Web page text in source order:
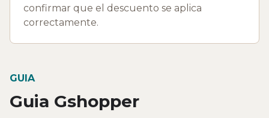
confirmar que el descuento se aplica
correctamente.
GUIA
Guia Gshopper